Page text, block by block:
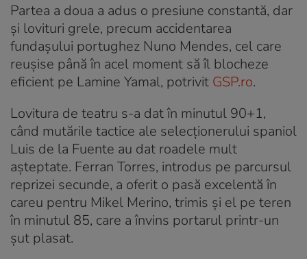
Partea a doua a adus o presiune constantă, dar
și lovituri grele, precum accidentarea
fundașului portughez Nuno Mendes, cel care
reușise până în acel moment să îl blocheze
eficient pe Lamine Yamal, potrivit GSP.ro.
Lovitura de teatru s-a dat în minutul 90+1,
când mutările tactice ale selecționerului spaniol
Luis de la Fuente au dat roadele mult
așteptate. Ferran Torres, introdus pe parcursul
reprizei secunde, a oferit o pasă excelentă în
careu pentru Mikel Merino, trimis și el pe teren
în minutul 85, care a învins portarul printr-un
șut plasat.